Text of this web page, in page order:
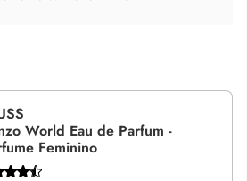
World Eau de Parfum -
Feminino